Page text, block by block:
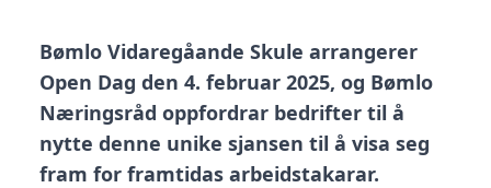
Bømlo Vidaregåande Skule arrangerer
Open Dag den 4. februar 2025, og Bømlo
Næringsråd oppfordrar bedrifter til å
nytte denne unike sjansen til å visa seg
fram for framtidas arbeidstakarar.